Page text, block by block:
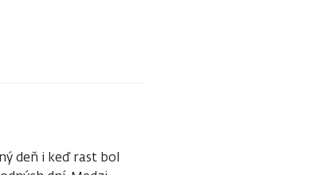
deň i keď rast bol